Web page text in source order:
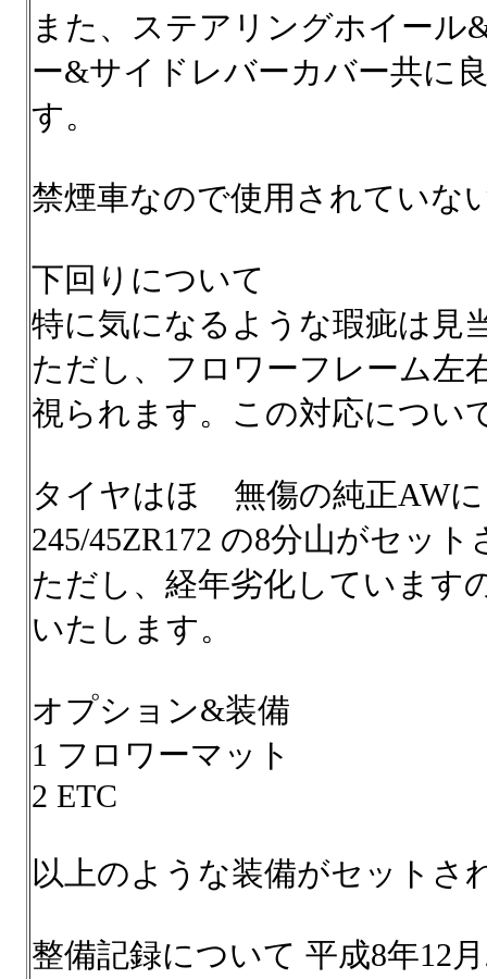
また、ステアリングホイー
ー&サイドレバーカバー共に
す。
禁煙車なので使用されていな
下回りについて
特に気になるような瑕疵は見
ただし、フロワーフレーム左
視られます。この対応につい
タイヤはほゞ無傷の純正AW
245/45ZR172 の8分山がセッ
ただし、経年劣化しています
いたします。
オプション&装備
1 フロワーマット
2 ETC
以上のような装備がセットさ
整備記録について 平成8年12